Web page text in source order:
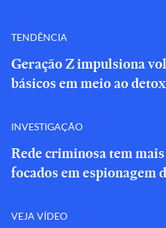
TENDÊNCIA
Geração Z impulsiona
básicos em meio ao
INVESTIGAÇÃO
Rede criminosa tem
focados em espionagem
VEJA VÍDEO